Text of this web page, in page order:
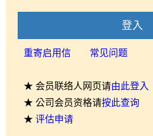
登入
重寄启用信 常见问题
★ 会员联络人网页请由此登入
★ 公司会员资格请按此查询
★ 评估申请